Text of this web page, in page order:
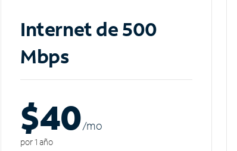
Internet de 500
Mbps
$40/mo
por 1 año